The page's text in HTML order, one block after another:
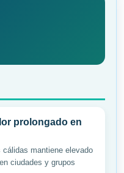
prolongado en
mantiene elevado
ciudades y grupos